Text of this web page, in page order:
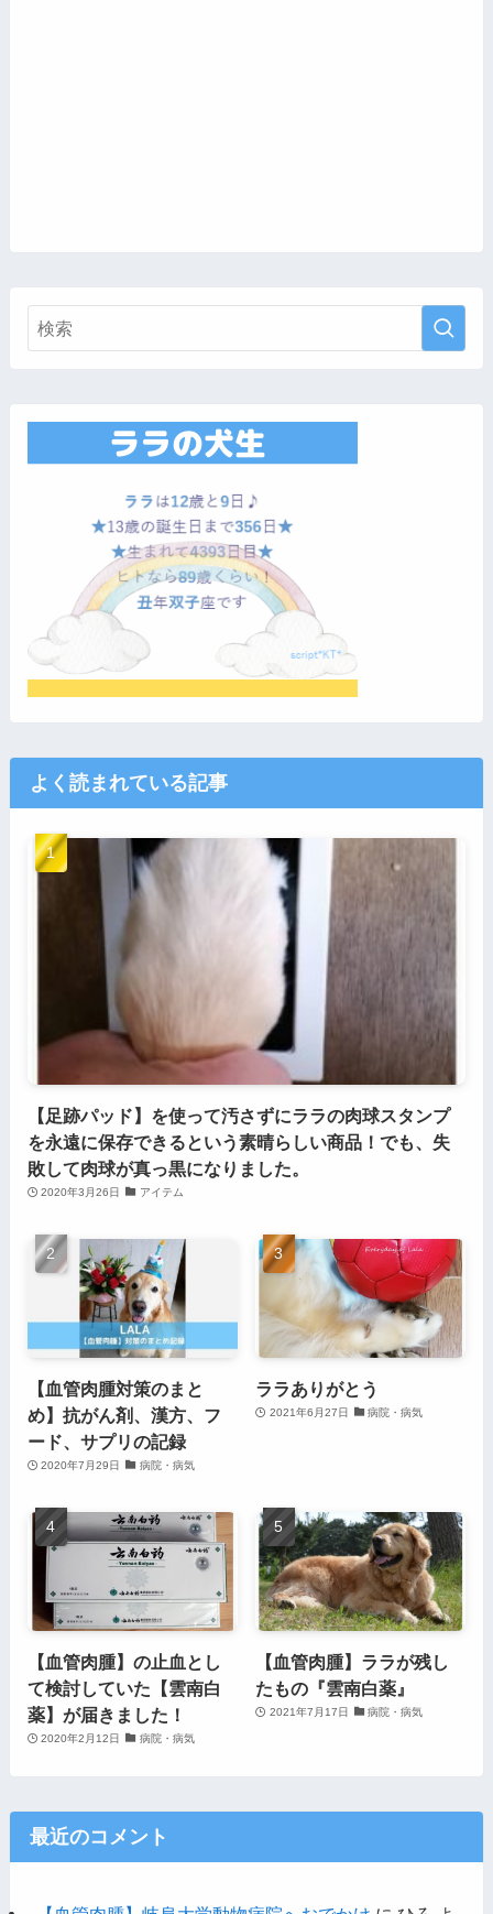
よく読まれている記事
【足跡パッド】を使って汚さずにララの肉球スタンプ
を永遠に保存できるという素晴らしい商品！でも、失
敗して肉球が真っ黒になりました。
2020年3月26日 アイテム
【血管肉腫対策のまと
め】抗がん剤、漢方、フ
ード、サプリの記録
2020年7月29日 病院・病気
ララありがとう
2021年6月27日 病院・病気
【血管肉腫】の止血とし
て検討していた【雲南白
薬】が届きました！
2020年2月12日 病院・病気
【血管肉腫】ララが残し
たもの『雲南白薬』
2021年7月17日 病院・病気
最近のコメント